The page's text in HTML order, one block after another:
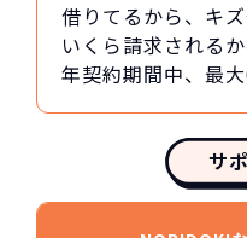
借りてるから、キ
いくら請求される
年契約期間中、最
サ